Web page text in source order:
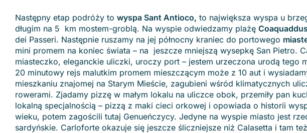
Następny etap podróży to wyspa Sant Antioco, to największa wyspa u
długim na 5 km mostem-groblą. Na wyspie odwiedzamy plażę
dei Passeri. Następnie ruszamy na jej północny kraniec do portowego
mini promem na koniec świata – na jeszcze mniejszą wysepkę San Pietro.
miasteczko, eleganckie uliczki, uroczy port – jestem urzeczona urodą tego
20 minutowy rejs malutkim promem mieszczącym może z 10 aut i
mieszkaniu znajomej na Starym Mieście, zagubieni wśród klimatycznych
rowerami. Zjadamy pizzę w małym lokalu na uliczce obok, przemiły pan
lokalną specjalnością – pizzą z maki cieci orkowej i opowiada o historii
wieku, potem zagościli tutaj Genueńczycy. Jedyne na wyspie miasto jest
sardyńskie. Carloforte okazuje się jeszcze śliczniejsze niż Calasetta i tam